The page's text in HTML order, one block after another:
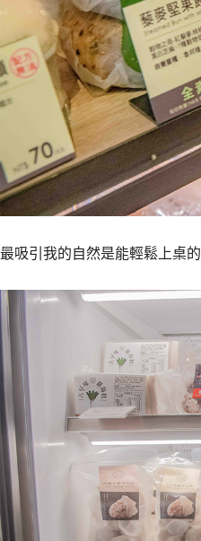
最吸引我的自然是能輕鬆上桌的